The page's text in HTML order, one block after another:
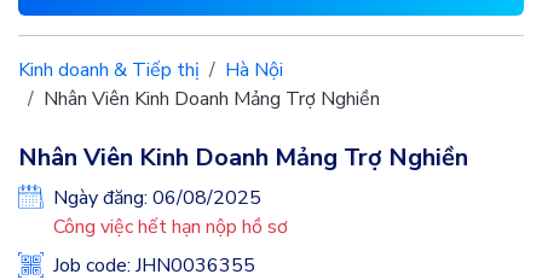
Kinh doanh & Tiếp thị
Hà Nội
Nhân Viên Kinh Doanh Mảng Trợ Nghiền
Nhân Viên Kinh Doanh Mảng Trợ Nghiền
Ngày đăng: 06/08/2025
Công việc hết hạn nộp hồ sơ
Job code: JHN0036355